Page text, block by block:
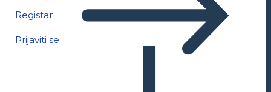
Registar
Prijaviti se